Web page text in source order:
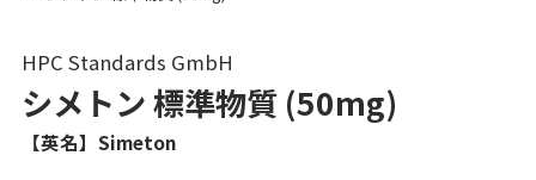
HPC Standards GmbH
シメトン 標準物質 (50mg)
【英名】Simeton